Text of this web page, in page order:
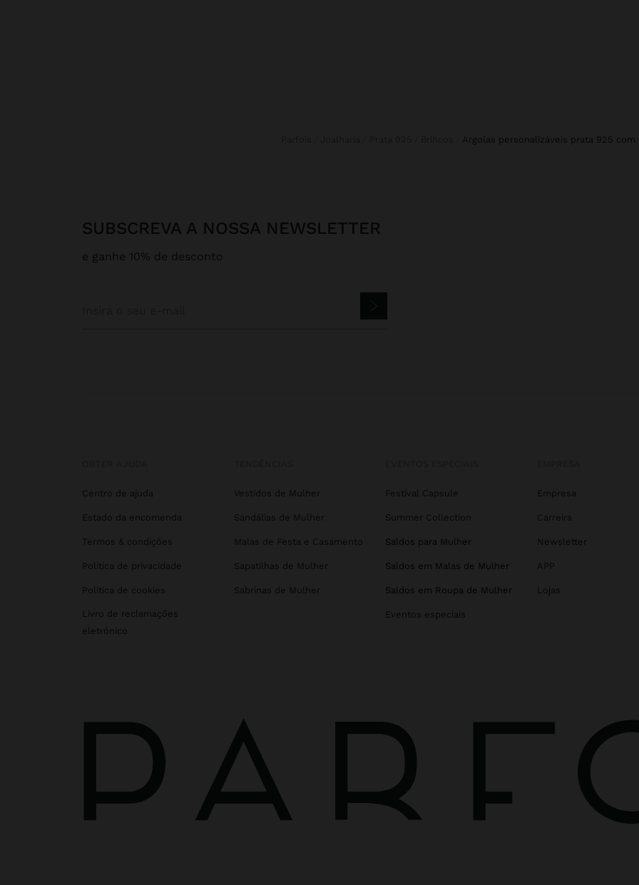
argolas personalizáveis prata 925 com
SUBSCREVA A NOSSA NEWSLETTER
e ganhe 10% de desconto
Centro de ajuda
Estado da encomenda
Termos & condições
Política de privacidade
Política de cookies
Livro de reclamações
eletrónico
Vestidos de Mulher
Sandálias de Mulher
Malas de Festa e Casamento
Sapatilhas de Mulher
Sabrinas de Mulher
Festival Capsule
Summer Collection
Saldos para Mulher
Saldos em Malas de Mulher
Saldos em Roupa de Mulher
Eventos especiais
Empresa
Carreira
Newsletter
APP
Lojas